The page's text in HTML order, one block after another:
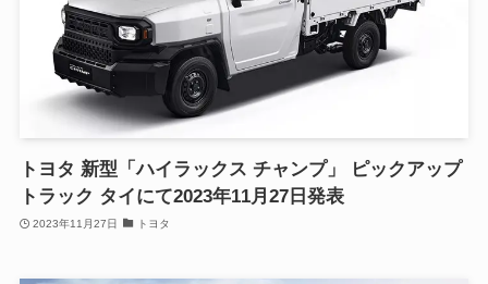
トヨタ 新型「ハイラックス チャンプ」 ピックアップ
トラック タイにて2023年11月27日発表
2023年11月27日 トヨタ